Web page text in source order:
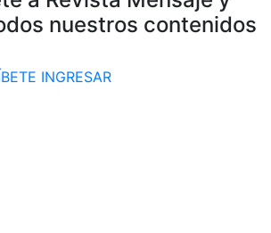
nuestros contenidos
INGRESAR